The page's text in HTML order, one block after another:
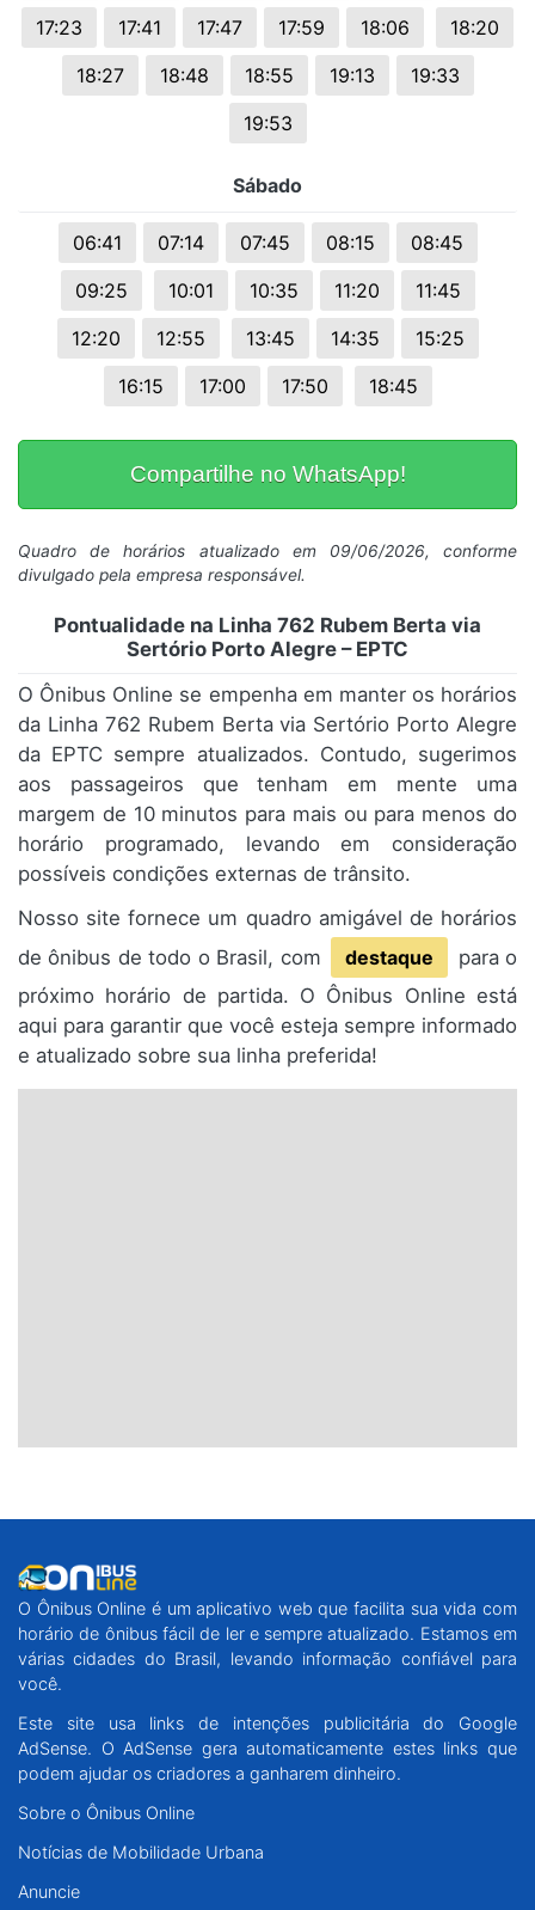
17:23
17:41 17:47 17:59 18:06
18:20
18:27
18:48 18:55 19:13
19:33
19:53
Sábado
06:41 07:14 07:45 08:15
08:45
09:25
10:01 10:35 11:20
11:45
12:20
12:55 13:45 14:35
15:25
16:15
17:00 17:50 18:45
Compartilhe no WhatsApp!
Quadro de horários atualizado em 09/06/2026, conforme
divulgado pela empresa responsável.
Pontualidade na Linha 762 Rubem Berta via
Sertório Porto Alegre – EPTC
O Ônibus Online se empenha em manter os horários
da Linha 762 Rubem Berta via Sertório Porto Alegre
da EPTC sempre atualizados. Contudo, sugerimos
aos passageiros que tenham em mente uma
margem de 10 minutos para mais ou para menos do
horário programado, levando em consideração
possíveis condições externas de trânsito.
Nosso site fornece um quadro amigável de horários
de ônibus de todo o Brasil, com
destaque
para o
próximo horário de partida. O Ônibus Online está
aqui para garantir que você esteja sempre informado
e atualizado sobre sua linha preferida!
O Ônibus Online é um aplicativo web que facilita sua vida com
horário de ônibus fácil de ler e sempre atualizado. Estamos em
várias cidades do Brasil, levando informação confiável para
você.
Este site usa links de intenções publicitária do Google
AdSense. O AdSense gera automaticamente estes links que
podem ajudar os criadores a ganharem dinheiro.
Sobre o Ônibus Online
Notícias de Mobilidade Urbana
Anuncie